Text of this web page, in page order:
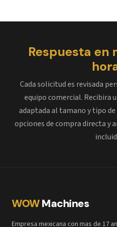
Respuesta en
Cada solicitud es revisada
equipo comercial. Recibira
adaptada al tamano y tipo
opciones de compra directa y
WOWMachines
Empresa mexicana con mas de 17